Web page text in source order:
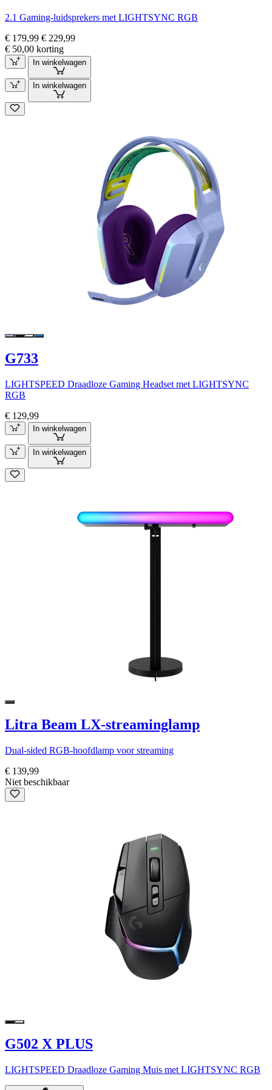
2.1 Gaming-luidsprekers met LIGHTSYNC RGB
€ 179,99 € 229,99
€ 50,00 korting
In winkelwagen
In winkelwagen
G733
LIGHTSPEED Draadloze Gaming Headset met LIGHTSYNC
RGB
€ 129,99
In winkelwagen
In winkelwagen
Litra Beam LX-streaminglamp
Dual-sided RGB-hoofdlamp voor streaming
€ 139,99
Niet beschikbaar
G502 X PLUS
LIGHTSPEED Draadloze Gaming Muis met LIGHTSYNC RGB